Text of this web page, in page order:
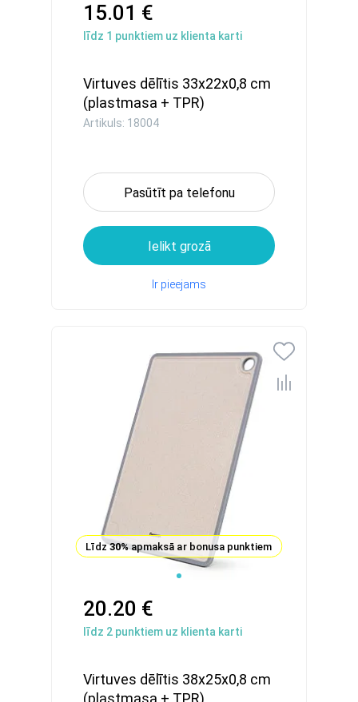
15.01 €
līdz 1 punktiem uz klienta karti
Virtuves dēlītis 33x22x0,8 cm
(plastmasa + TPR)
Artikuls: 18004
Pasūtīt pa telefonu
Ielikt grozā
Ir pieejams
Līdz30%apmaksā ar bonusa punktiem
20.20 €
līdz 2 punktiem uz klienta karti
Virtuves dēlītis 38x25x0,8 cm
(plastmasa + TPR)